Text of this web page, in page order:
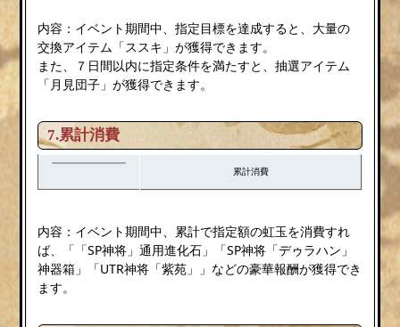
内容：イベント期間中、指定目標を達成すると、大量の
交換アイテム「ススキ」が獲得できます。
また、７日間以内に指定条件を満たすと、抽選アイテム
「月見団子」が獲得できます。
7.累計消費
累計消費
内容：イベント期間中、累計で指定額の虹玉を消費すれ
ば、「「SP神将」通用進化石」「SP神将「デゥラハン」
神器箱」「UTR神将「紫苑」」などの豪華報酬が獲得でき
ます。